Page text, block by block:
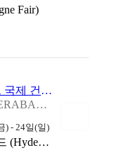
Fair)
인도 하이데라바드 국제 건축 건설 기술 박람회 2027
ACETECH - HYDERABAD 2027
) - 24일(일)
인도 하이데라바드 (Hyderabad International Trade Exposition Centre (HITEX))